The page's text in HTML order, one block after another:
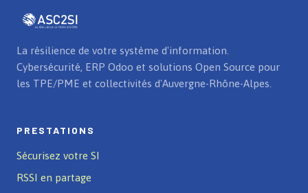
La résilience de votre système d'information.
Cybersécurité, ERP Odoo et solutions Open Source pour
les TPE/PME et collectivités d'Auvergne-Rhône-Alpes.
PRESTATIONS
Sécurisez votre SI
RSSI en partage